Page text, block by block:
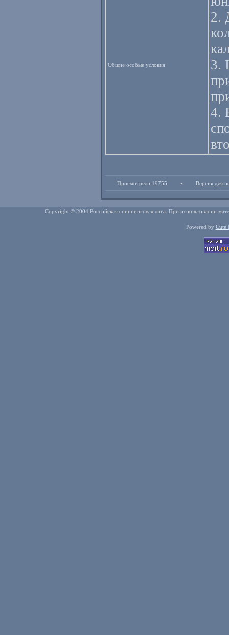
Общие особые условия
2.
3.
4.
Просмотрели 19755 • Версия для
Copyright © 2004 Российская спиннинговая лига. При использовании
Powered by Cute